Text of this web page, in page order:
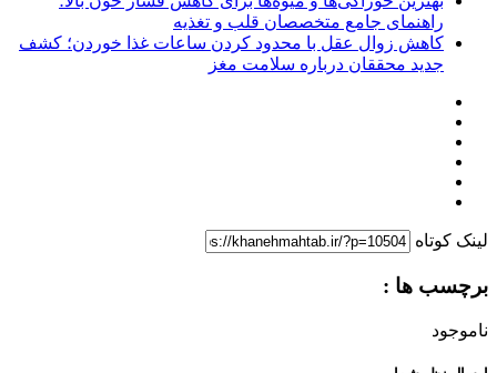
راهنمای جامع متخصصان قلب و تغذیه
کاهش زوال عقل با محدود کردن ساعات غذا خوردن؛ کشف
جدید محققان درباره سلامت مغز
لینک کوتاه
برچسب ها :
ناموجود